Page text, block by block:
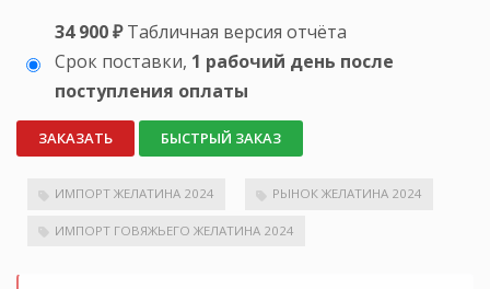
34 900 ₽ Табличная версия отчёта
Срок поставки, 1 рабочий день после
поступления оплаты
ЗАКАЗАТЬ БЫСТРЫЙ ЗАКАЗ
ИМПОРТ ЖЕЛАТИНА 2024 РЫНОК ЖЕЛАТИНА 2024
ИМПОРТ ГОВЯЖЬЕГО ЖЕЛАТИНА 2024